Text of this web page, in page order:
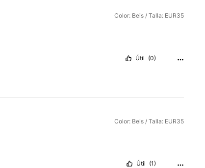
Color: Beis / Talla: EUR35
Útil (0)
Color: Beis / Talla: EUR35
Útil (1)